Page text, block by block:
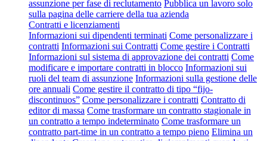
assunzione per fase di reclutamento Pubblica un lavoro solo
sulla pagina delle carriere della tua azienda
Contratti e licenziamenti
Informazioni sui dipendenti terminati Come personalizzare i
contratti Informazioni sui Contratti Come gestire i Contratti
Informazioni sul sistema di approvazione dei contratti Come
modificare e importare contratti in blocco Informazioni sui
ruoli del team di assunzione Informazioni sulla gestione delle
ore annuali Come gestire il contratto di tipo “fijo-
discontinuos” Come personalizzare i contratti Contratto di
editor di massa Come trasformare un contratto stagionale in
un contratto a tempo indeterminato Come trasformare un
contratto part-time in un contratto a tempo pieno Elimina un